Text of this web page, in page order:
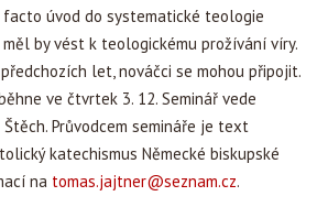
facto úvod do systematické teologie
by vést k teologickému prožívání víry.
let, nováčci se mohou připojit.
ve čtvrtek 3. 12. Seminář vede
Průvodcem semináře je text
katechismus Německé biskupské
na tomas.jajtner@seznam.cz.